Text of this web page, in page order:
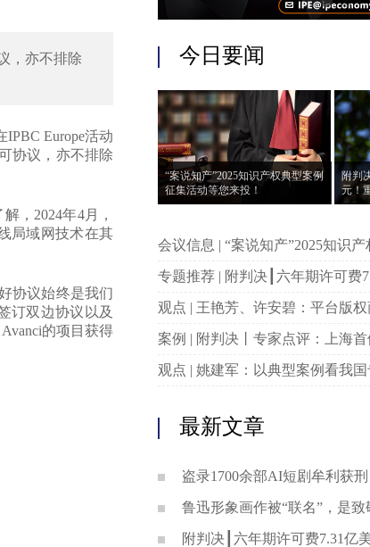
，亦不排除
Europe活动
协议，亦不排除
，2024年4月，
局域网技术在其
协议始终是我们
订双边协议以及
的项目获得
今日要闻
“案说知产”2025知识产权典型案例
征集活动等您来投！
附判
元！
作出
会议信息 | “案说知产”2025知识产权典型案例征集活
动等您来投！
专题推荐 | 附判决┃六年期许可费7.31亿美元！重庆一
中院就中兴诉三星案作出一审判决
观点 | 王艳芳、许安碧：平台版权商业维权案件中原
告主体资格的司法审查与规制
案例 | 附判决丨专家点评：上海首例人工智能大模型
著作权侵权案二审宣判
观点 | 姚建军：以典型案例看我国专有出版权司法保
最新文章
盗录1700余部AI短剧牟利获
权罪
鲁迅形象画作被“联名”，是致
附判决┃六年期许可费7.31亿